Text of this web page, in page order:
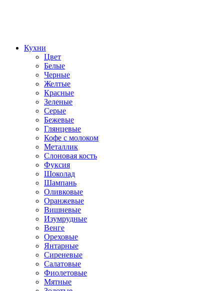
Кухни
Цвет
Белые
Черные
Желтые
Красные
Зеленые
Серые
Бежевые
Глянцевые
Кофе с молоком
Металлик
Слоновая кость
Фуксия
Шоколад
Шампань
Оливковые
Оранжевые
Вишневые
Изумрудные
Венге
Ореховые
Янтарные
Сиреневые
Салатовые
Фиолетовые
Мятные